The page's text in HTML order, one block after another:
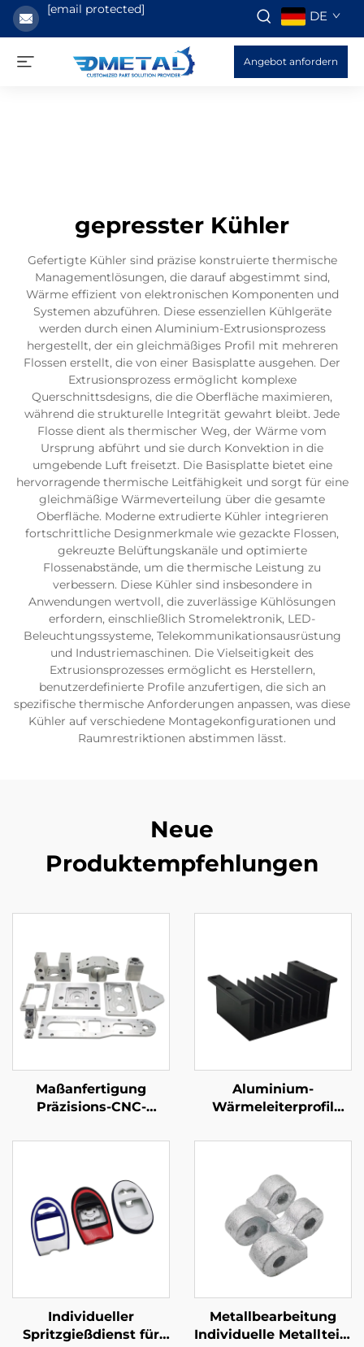
[email protected] DE
Angebot anfordern
gepresster Kühler
Gefertigte Kühler sind präzise konstruierte thermische
Managementlösungen, die darauf abgestimmt sind,
Wärme effizient von elektronischen Komponenten und
Systemen abzuführen. Diese essenziellen Kühlgeräte
werden durch einen Aluminium-Extrusionsprozess
hergestellt, der ein gleichmäßiges Profil mit mehreren
Flossen erstellt, die von einer Basisplatte ausgehen. Der
Extrusionsprozess ermöglicht komplexe
Querschnittsdesigns, die die Oberfläche maximieren,
während die strukturelle Integrität gewahrt bleibt. Jede
Flosse dient als thermischer Weg, der Wärme vom
Ursprung abführt und sie durch Konvektion in die
umgebende Luft freisetzt. Die Basisplatte bietet eine
hervorragende thermische Leitfähigkeit und sorgt für eine
gleichmäßige Wärmeverteilung über die gesamte
Oberfläche. Moderne extrudierte Kühler integrieren
fortschrittliche Designmerkmale wie gezackte Flossen,
gekreuzte Belüftungskanäle und optimierte
Flossenabstände, um die thermische Leistung zu
verbessern. Diese Kühler sind insbesondere in
Anwendungen wertvoll, die zuverlässige Kühlösungen
erfordern, einschließlich Stromelektronik, LED-
Beleuchtungssysteme, Telekommunikationsausrüstung
und Industriemaschinen. Die Vielseitigkeit des
Extrusionsprozesses ermöglicht es Herstellern,
benutzerdefinierte Profile anzufertigen, die sich an
spezifische thermische Anforderungen anpassen, was diese
Kühler auf verschiedene Montagekonfigurationen und
Raumrestriktionen abstimmen lässt.
Neue
Produktempfehlungen
Maßanfertigung
Präzisions-CNC-
Stahl-/Aluminium-
Aluminium-
Wärmeleiterprofil
geextrudierter
Wärmeleiter mit
Anodierung
Individueller
Spritzgießdienst für
Metallbearbeitung
Individuelle Metallteile